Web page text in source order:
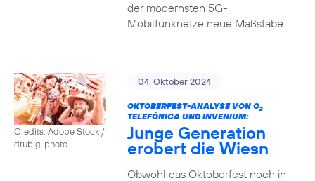
der modernsten 5G-
Mobilfunknetze neue Maßstäbe.
Credits: Adobe Stock /
drubig-photo
04. Oktober 2024
OKTOBERFEST-ANALYSE VON O2
TELEFÓNICA UND INVENIUM:
Junge Generation
erobert die Wiesn
Obwohl das Oktoberfest noch in